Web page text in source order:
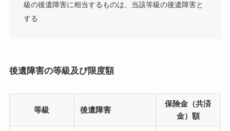
級の後遺障害に相当するものは、当該等級の後遺障害と
する
後遺障害の等級及び限度額
等級 後遺障害
保険金（共済
金）額